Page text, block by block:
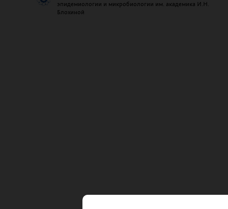
эпидемиологии и микробиологии им. академика И.Н.
Блохиной